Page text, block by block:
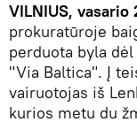
VILNIUS,
prokuratūroje
perduota byla
"Via Baltica". Į
vairuotojas iš
kurios metu du